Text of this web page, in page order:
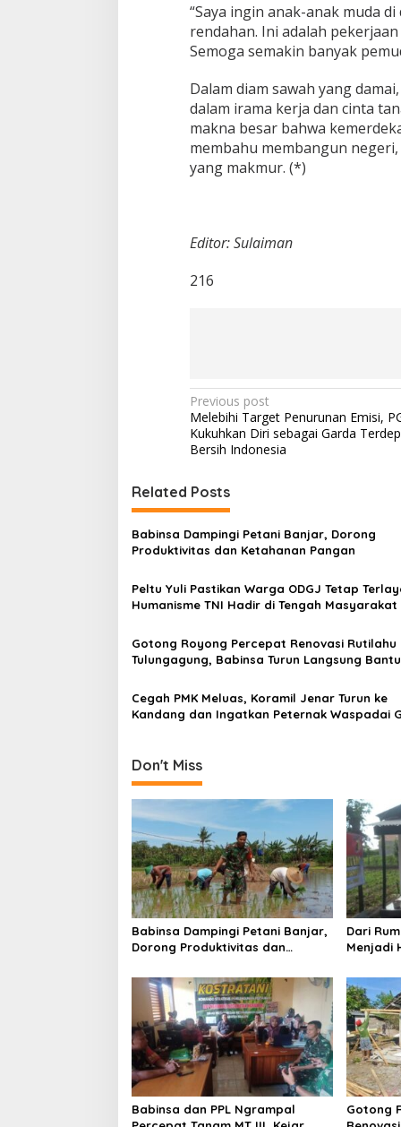
“Saya ingin anak-anak muda
rendahan. Ini adalah
Semoga semakin banyak
Dalam diam sawah yang
dalam irama kerja dan cinta
makna besar bahwa
membahu membangun
yang makmur. (*)
Editor: Sulaiman
216
P
o
s
t
n
a
v
i
g
t
o
Previous post
Melebihi Target Penurunan Emisi,
Kukuhkan Diri sebagai Garda
Bersih Indonesia
Related Posts
Babinsa Dampingi Petani Banjar, Dorong
Produktivitas dan Ketahanan Pangan
Peltu Yuli Pastikan Warga ODGJ Tetap
Humanisme TNI Hadir di Tengah Masyarakat
Gotong Royong Percepat Renovasi Rutilahu
Tulungagung, Babinsa Turun Langsung Bantu
Cegah PMK Meluas, Koramil Jenar Turun ke
Kandang dan Ingatkan Peternak Waspadai
Don't Miss
Babinsa Dampingi Petani Banjar,
Dorong Produktivitas dan
Dari
Menjadi
Ibu Feri
Babinsa dan PPL Ngrampal
Gotong